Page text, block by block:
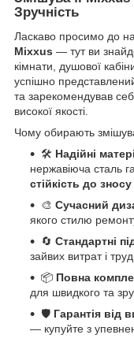
Зручність
Ласкаво просимо до
Mixxus — тут ви
кімнати, душової
успішно
та зарекомендував
високої якості.
Чому обирають
🛠 Надійні
нержавіюча сталь
стійкість до зносу
🎨 Сучасний
якого стилю
🔄 Стандартні
зайвих витрат і
📦 Повна
для швидкого та
🛡️ Гарантія від
— купуйте з